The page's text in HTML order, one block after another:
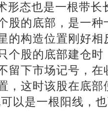
形态也是一根带
股的底部，是一
的构造位置刚好
个股的底部建仓
留下市场记号，
，这时该股在底
可以是一根阳线